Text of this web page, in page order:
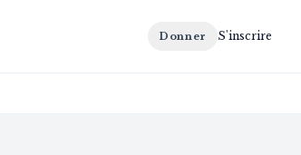
Donner S'inscrire